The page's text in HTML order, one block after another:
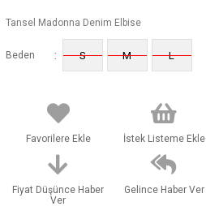
Tansel Madonna Denim Elbise
Beden : S M L
Favorilere Ekle İstek Listeme Ekle
Fiyat Düşünce Haber
Ver
Gelince Haber Ver